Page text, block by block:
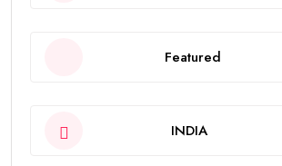
Featured
INDIA